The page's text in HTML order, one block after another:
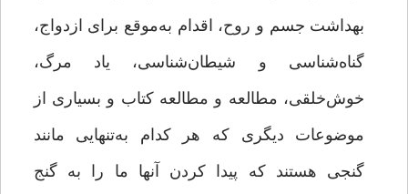
بهداشت جسم و روح، اقدام به‌موقع برای ازدواج،
گناه‌شناسی و شیطان‌شناسی، یاد مرگ،
خوش‌خلقی، مطالعه و مطالعه کتاب‌ و بسیاری از
موضوعات دیگری که هر کدام به‌تنهایی مانند
گنجی هستند که پیدا کردن آنها ما را به گنج